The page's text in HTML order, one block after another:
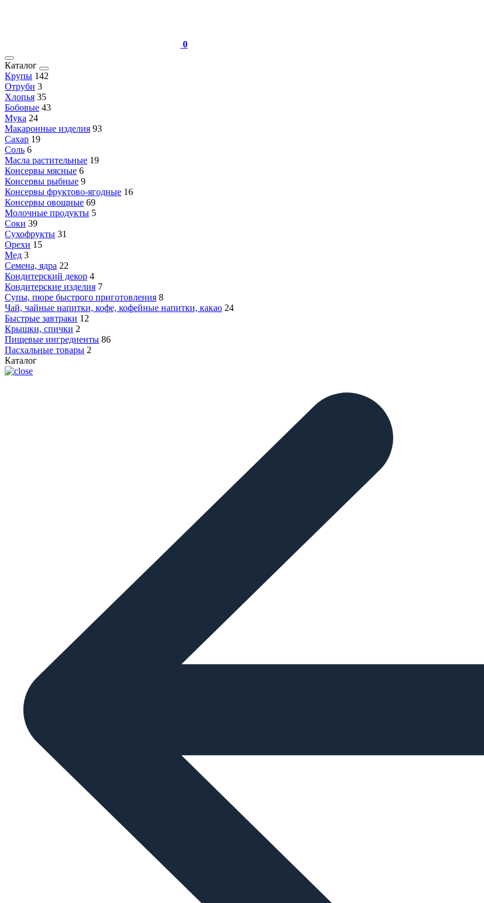
0
Каталог
Крупы 142
Отруби 3
Хлопья 35
Бобовые 43
Мука 24
Макаронные изделия 93
Сахар 19
Соль 6
Масла растительные 19
Консервы мясные 6
Консервы рыбные 9
Консервы фруктово-ягодные 16
Консервы овощные 69
Молочные продукты 5
Соки 39
Сухофрукты 31
Орехи 15
Мед 3
Семена, ядра 22
Кондитерский декор 4
Кондитерские изделия 7
Супы, пюре быстрого приготовления 8
Чай, чайные напитки, кофе, кофейные напитки, какао 24
Быстрые завтраки 12
Крышки, спички 2
Пищевые ингредиенты 86
Пасхальные товары 2
Каталог